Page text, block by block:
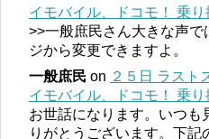
イモバイル、ドコモ！ 乗り
>>一般庶民さん大きな声
ジから変更できますよ。
一般庶民 on ２５日 ラスト
イモバイル、ドコモ！ 乗り
お世話になります。いつも
りがとうございます。下